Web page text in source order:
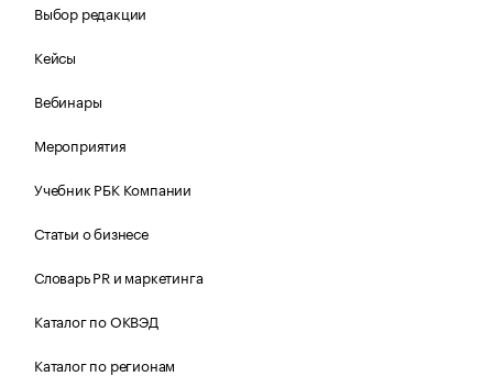
Выбор редакции
Кейсы
Вебинары
Мероприятия
Учебник РБК Компании
Статьи о бизнесе
Словарь PR и маркетинга
Каталог по ОКВЭД
Каталог по регионам